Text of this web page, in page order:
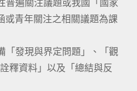
或青年關注之相關議題為課
「發現與界定問題」、「觀
釋資料」以及「總結與反